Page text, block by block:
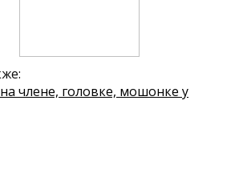
члене, головке, мошонке у